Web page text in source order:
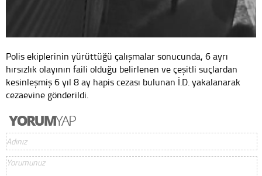
Polis ekiplerinin yürüttüğü çalışmalar sonucunda, 6 ayrı
hırsızlık olayının faili olduğu belirlenen ve çeşitli suçlardan
kesinleşmiş 6 yıl 8 ay hapis cezası bulunan İ.D. yakalanarak
cezaevine gönderildi.